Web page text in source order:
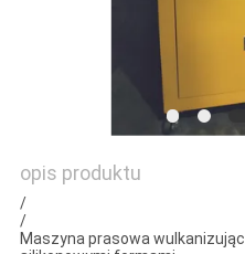
opis produktu
/
/
Maszyna prasowa